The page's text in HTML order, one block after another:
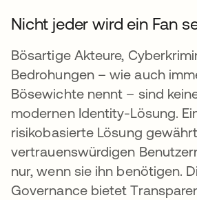
Nicht jeder wird ein Fan
Bösartige Akteure,
Bedrohungen – wie auch
Bösewichte nennt – sind
modernen Identity-Lösung.
risikobasierte Lösung
vertrauenswürdigen
nur, wenn sie ihn benötigen.
Governance bietet